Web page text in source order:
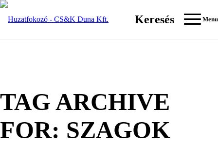
Keresés Menu
TAG ARCHIVE
FOR: SZAGOK